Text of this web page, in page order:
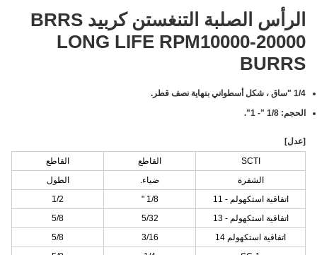
الرأس الصلبة التنغستن كربيد BRRS
LONG LIFE RPM10000-20000
BURRS
1/4 "ساق ، شكل أسطواني بنهاية نصف قطر.
الحجم: 1/8 "- 1".
[عدل]
SCTI
القاطع
القاطع
الشفرة
ضياء.
الطول
اتفاقية استكهولم - 11
1/8 "
1/2
اتفاقية استكهولم - 13
5/32
5/8
اتفاقية استكهولم 14
3/16
5/8